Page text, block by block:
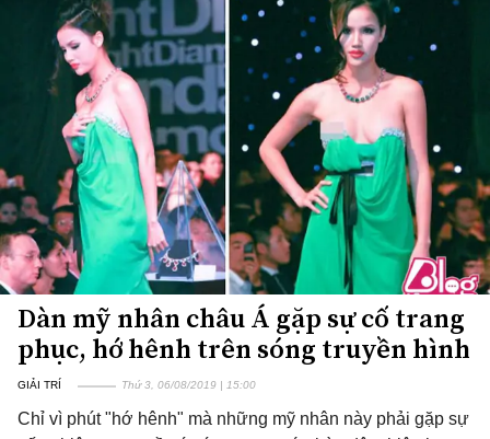
Dàn mỹ nhân châu Á gặp sự cố trang
phục, hớ hênh trên sóng truyền hình
GIẢI TRÍ Thứ 3, 06/08/2019 | 15:00
Chỉ vì phút "hớ hênh" mà những mỹ nhân này phải gặp sự